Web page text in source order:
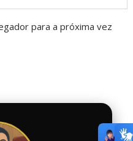
para a próxima vez